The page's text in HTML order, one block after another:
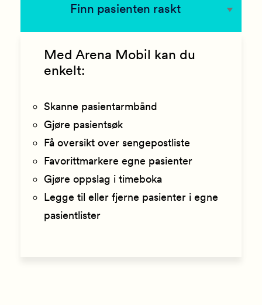
Finn pasienten raskt
Med Arena Mobil kan du
enkelt:
Skanne pasientarmbånd
Gjøre pasientsøk
Få oversikt over sengepostliste
Favorittmarkere egne pasienter
Gjøre oppslag i timeboka
Legge til eller fjerne pasienter i egne
pasientlister